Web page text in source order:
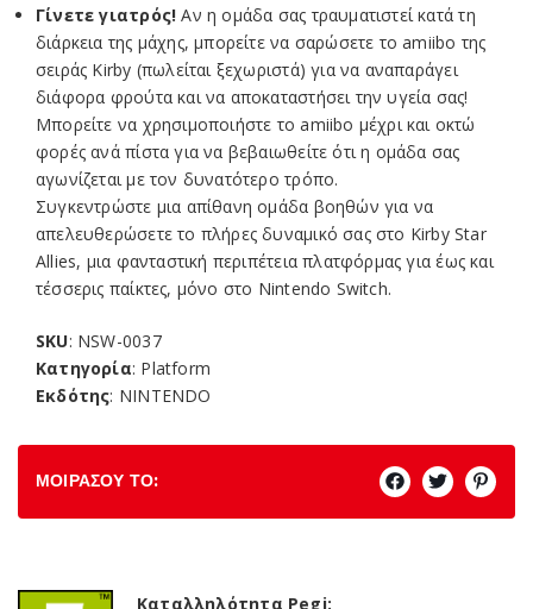
Γίνετε γιατρός! Αν η ομάδα σας τραυματιστεί κατά τη
διάρκεια της μάχης, μπορείτε να σαρώσετε το amiibo της
σειράς Kirby (πωλείται ξεχωριστά) για να αναπαράγει
διάφορα φρούτα και να αποκαταστήσει την υγεία σας!
Μπορείτε να χρησιμοποιήστε το amiibo μέχρι και οκτώ
φορές ανά πίστα για να βεβαιωθείτε ότι η ομάδα σας
αγωνίζεται με τον δυνατότερο τρόπο.
Συγκεντρώστε μια απίθανη ομάδα βοηθών για να
απελευθερώσετε το πλήρες δυναμικό σας στο Kirby Star
Allies, μια φανταστική περιπέτεια πλατφόρμας για έως και
τέσσερις παίκτες, μόνο στο Nintendo Switch.
SKU: NSW-0037
Κατηγορία: Platform
Εκδότης: NINTENDO
ΜΟΙΡΑΣΟΥ ΤΟ:
Καταλληλότητα Pegi: